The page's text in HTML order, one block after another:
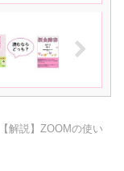
【解説】ZOOMの使い